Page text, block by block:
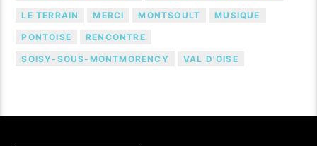
LE TERRAIN MERCI MONTSOULT MUSIQUE
PONTOISE RENCONTRE
SOISY-SOUS-MONTMORENCY VAL D'OISE